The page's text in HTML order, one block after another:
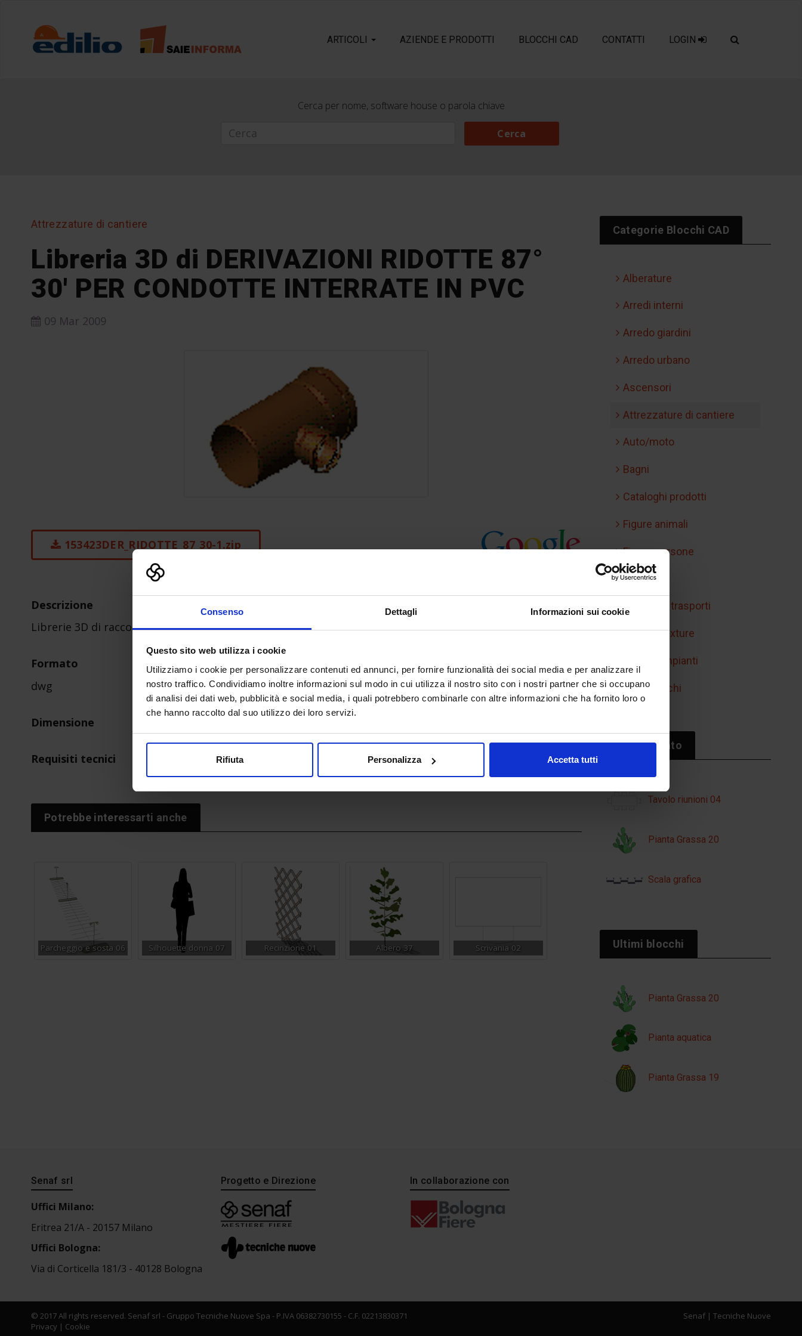
Consenso Dettagli Informazioni sui cookie
Questo sito web utilizza i cookie
Utilizziamo i cookie per personalizzare contenuti ed annunci, per fornire funzionalità dei social media e per analizzare il
nostro traffico. Condividiamo inoltre informazioni sul modo in cui utilizza il nostro sito con i nostri partner che si occupano
di analisi dei dati web, pubblicità e social media, i quali potrebbero combinarle con altre informazioni che ha fornito loro o
che hanno raccolto dal suo utilizzo dei loro servizi.
Rifiuta Personalizza Accetta tutti
ARTICOLI AZIENDE E PRODOTTI BLOCCHI CAD CONTATTI LOGIN
Cerca per nome, software house o parola chiave
Cerca
Attrezzature di cantiere
Libreria 3D di DERIVAZIONI RIDOTTE 87°
30′ PER CONDOTTE INTERRATE IN PVC
09 Mar 2009
153423DER_RIDOTTE_87_30-1.zip
Descrizione
Librerie 3D di raccordi e accessori per condotte interrate in PVC
Formato
dwg
Dimensione
Requisiti tecnici
Potrebbe interessarti anche
Parcheggio e sosta 06 Silhouette donna 07 Recinzione 01 Albero 37 Scrivania 02
Categorie Blocchi CAD
Alberature
Arredi interni
Arredo giardini
Arredo urbano
Ascensori
Attrezzature di cantiere
Auto/moto
Bagni
Cataloghi prodotti
Figure animali
Figure persone
Handicap
Mobilità e trasporti
Retini e texture
Simboli impianti
Sport/giochi
Il più cliccato
Tavolo riunioni 04
Pianta Grassa 20
Scala grafica
Ultimi blocchi
Pianta Grassa 20
Pianta aquatica
Pianta Grassa 19
Senaf srl
Uffici Milano:
Eritrea 21/A - 20157 Milano
Uffici Bologna:
Via di Corticella 181/3 - 40128 Bologna
Progetto e Direzione In collaborazione con
© 2017 All rights reserved. Senaf srl - Gruppo Tecniche Nuove Spa - P.IVA 06382730155 - C.F. 02213830371
Privacy | Cookie
Senaf| Tecniche Nuove